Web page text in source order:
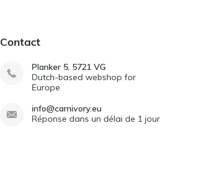
Contact
Planker 5, 5721 VG
Dutch-based webshop for
Europe
info@carnivory.eu
Réponse dans un délai de 1 jour